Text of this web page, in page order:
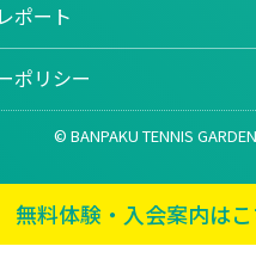
無料体験 ・ 入会案内は
ポート
ポリシー
© BANPAKU TENNIS GARDEN